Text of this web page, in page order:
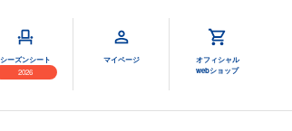
シーズンシート
2026
マイページ
オフィシャル
webショップ